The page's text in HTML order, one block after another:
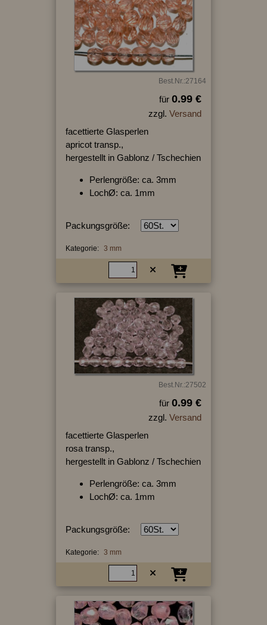
Best.Nr.:27164
für 0.99 €
zzgl. Versand
facettierte Glasperlen
apricot transp.,
hergestellt in Gablonz / Tschechien
Perlengröße: ca. 3mm
LochØ: ca. 1mm
Packungsgröße:
Kategorie: 3 mm
Best.Nr.:27502
für 0.99 €
zzgl. Versand
facettierte Glasperlen
rosa transp.,
hergestellt in Gablonz / Tschechien
Perlengröße: ca. 3mm
LochØ: ca. 1mm
Packungsgröße:
Kategorie: 3 mm